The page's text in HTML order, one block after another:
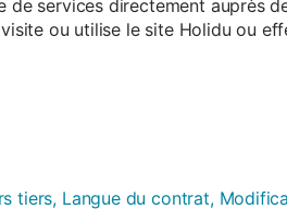
services directement auprès
ou utilise le site Holidu ou
tiers, Langue du contrat,